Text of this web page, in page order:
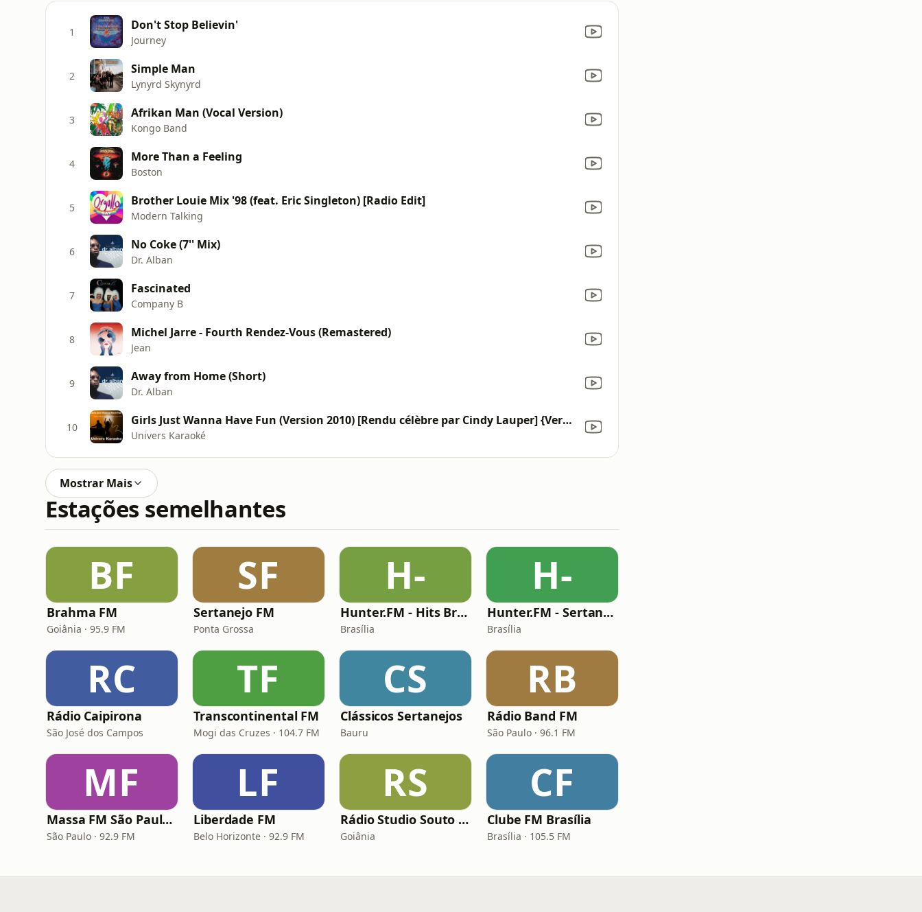
1 Don't Stop Believin'
Journey
2 Simple Man
Lynyrd Skynyrd
3 Afrikan Man (Vocal Version)
Kongo Band
4 More Than a Feeling
Boston
5 Brother Louie Mix '98 (feat. Eric Singleton) [Radio Edit]
Modern Talking
6 No Coke (7'' Mix)
Dr. Alban
7 Fascinated
Company B
8 Michel Jarre - Fourth Rendez-Vous (Remastered)
Jean
9 Away from Home (Short)
Dr. Alban
10 Girls Just Wanna Have Fun (Version 2010) [Rendu célèbre par Cindy Lauper] {Version karaoké choeurs}
Univers Karaoké
Mostrar Mais
Estações semelhantes
BF
Brahma FM
Goiânia · 95.9 FM
SF
Sertanejo FM
Ponta Grossa
H-
Hunter.FM - Hits Brasil
Brasília
H-
Hunter.FM - Sertanejo
Brasília
RC
Rádio Caipirona
São José dos Campos
TF
Transcontinental FM
Mogi das Cruzes · 104.7 FM
CS
Clássicos Sertanejos
Bauru
RB
Rádio Band FM
São Paulo · 96.1 FM
MF
Massa FM São Paulo 92.9
São Paulo · 92.9 FM
LF
Liberdade FM
Belo Horizonte · 92.9 FM
RS
Rádio Studio Souto - Sertaneja
Goiânia
CF
Clube FM Brasília
Brasília · 105.5 FM